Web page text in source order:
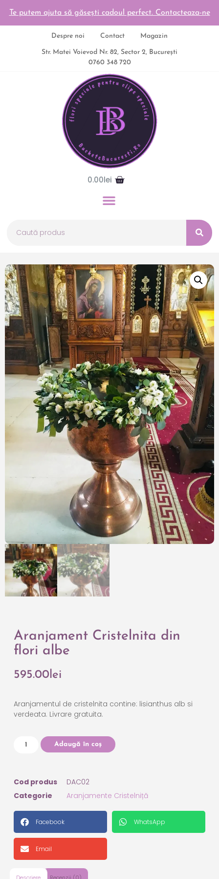
Te putem ajuta să găsești cadoul perfect. Contacteaza-ne
Despre noi Contact Magazin
Str. Matei Voievod Nr. 82, Sector 2, București
0760 348 720
0.00lei
Aranjament Cristelnita din
flori albe
595.00lei
Aranjamentul de cristelnita contine: lisianthus alb si
verdeata. Livrare gratuita.
Adaugă în coș
Cod produs
DAC02
Categorie
Aranjamente Cristelniță
Facebook WhatsApp
Email